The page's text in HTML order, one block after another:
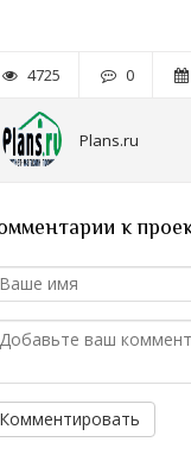
4725 0
Plans.ru
к
Комментировать